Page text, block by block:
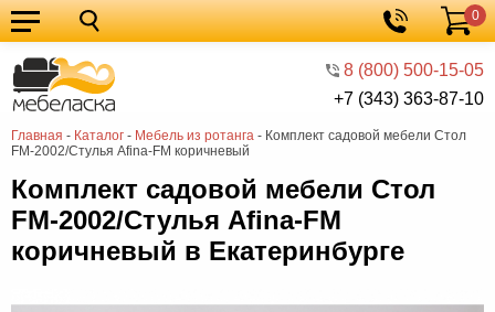
8 (800) 500-15-05
+7 (343) 363-87-10
Корзина
0
Главная - Каталог - Мебель из ротанга - Комплект садовой мебели Стол
FM-2002/Стулья Afina-FM коричневый
Кухонные
гарнитуры
Мебель
для
кухни
Мебель
для
спальни
Кровати
Шкафы
Диваны
Мягкая
Комплект садовой мебели Стол
FM-2002/Стулья Afina-FM
коричневый в Екатеринбурге